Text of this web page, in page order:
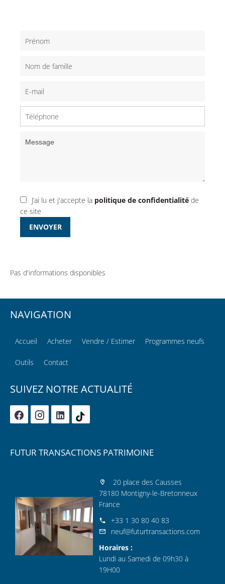
J’ai lu et j'accepte la politique de confidentialité de
ce site
ENVOYER
Pas d'informations disponibles
NAVIGATION
Accueil Acheter Vendre / Estimer Programmes neufs
Outils Contact
SUIVEZ NOTRE ACTUALITÉ
FUTUR TRANSACTIONS PATRIMOINE
20 place des Causses
78180 Montigny-le-Bretonneux
France
+33 1 30 80 40 83
neuf@futurtransactions.com
Horaires :
Lundi au Samedi de 09h30 à
19H00